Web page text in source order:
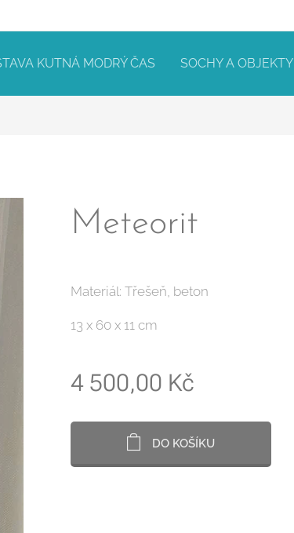
KUTNÁ MODRÝ ČAS SOCHY A OBJEKTY
Meteorit
Materiál: Třešeň, beton
13 x 60 x 11 cm
4 500,00 Kč
DO KOŠÍKU